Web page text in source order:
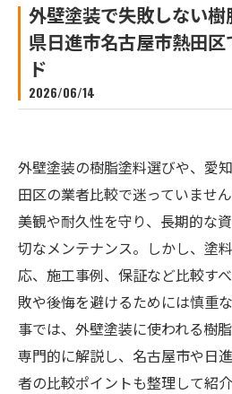
外壁塗装で失敗しない
県日進市名古屋市熱田
ド
2026/06/14
外壁塗装の樹脂塗料選びや、愛
田区の業者比較で迷っていませ
美観や耐久性を守り、長期的な
切なメンテナンス。しかし、塗
応、施工事例、保証など比較す
敗や後悔を避けるためには慎重
事では、外壁塗装に使われる樹
専門的に解説し、名古屋市や日
者の比較ポイントも整理して紹